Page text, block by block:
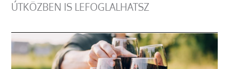
ÚTKÖZBEN IS LEFOGLALHATSZ